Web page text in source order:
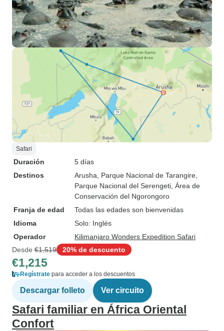
Safari
Duración
5 días
Destinos
Arusha , Parque Nacional de Tarangire
Parque Nacional del Serengeti , Área de
Conservación del Ngorongoro
Franja de edad
Todas las edades son bienvenidas
Idioma
Solo: Inglés
Operador
Kilimanjaro Wonders Expedition Safari
Desde €1,519 20% de descuento
€1,215
Regístrate para acceder a los descuentos
Descargar folleto Ver circuito
Safari familiar en África Oriental
Confort